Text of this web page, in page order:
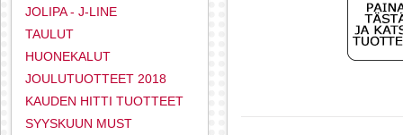
JOLIPA - J-LINE
TAULUT
HUONEKALUT
JOULUTUOTTEET 2018
KAUDEN HITTI TUOTTEET
SYYSKUUN MUST